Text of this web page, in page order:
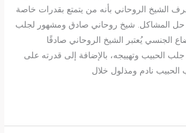
الشيخ الروحاني بأنه من يتمتع بقدرات خاصة
حل المشاكل. شيخ روحاني صادق ومشهور لجلب
الجنسي يُعتبر الشيخ الروحاني صادقًا
الحبيب وتهييجه، بالإضافة إلى قدرته على
نادم ومذلول خلال